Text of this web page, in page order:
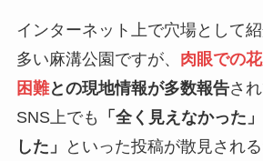
インターネット上で穴場として
多い麻溝公園ですが、 肉眼での
困難との現地情報が多数報告され
SNS上でも
「全く見えなかった
した」
といった投稿が散見され